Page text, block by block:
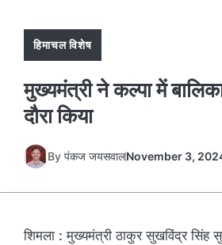
हिमाचल विशेष
मुख्यमंत्री ने कल्पा में
दौरा किया
By पंकज जयसवालNovember 3,
शिमला : मुख्यमंत्री ठाकुर सुखविंद्र